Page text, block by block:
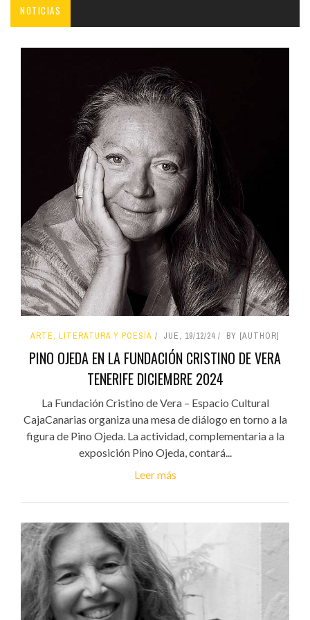
NOTICIAS
ARTE, LITERATURA Y POESÍA JUE, 19/12/24 BY [AUTHOR]
PINO OJEDA EN LA FUNDACIÓN CRISTINO DE VERA
TENERIFE DICIEMBRE 2024
La Fundación Cristino de Vera – Espacio Cultural
CajaCanarias organiza una mesa de diálogo en torno a la
figura de Pino Ojeda. La actividad, complementaria a la
exposición Pino Ojeda, contará...
Leer más